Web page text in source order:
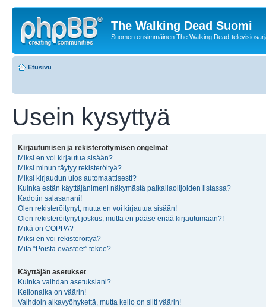
The Walking Dead Suomi
Suomen ensimmäinen The Walking Dead-
Etusivu
Usein kysyttyä
Kirjautumisen ja rekisteröitymisen ongelmat
Miksi en voi kirjautua sisään?
Miksi minun täytyy rekisteröityä?
Miksi kirjaudun ulos automaattisesti?
Kuinka estän käyttäjänimeni näkymästä paikallaolijoiden listassa?
Kadotin salasanani!
Olen rekisteröitynyt, mutta en voi kirjautua sisään!
Olen rekisteröitynyt joskus, mutta en pääse enää kirjautumaan?!
Mikä on COPPA?
Miksi en voi rekisteröityä?
Mitä “Poista evästeet” tekee?
Käyttäjän asetukset
Kuinka vaihdan asetuksiani?
Kellonaika on väärin!
Vaihdoin aikavyöhykettä, mutta kello on silti väärin!